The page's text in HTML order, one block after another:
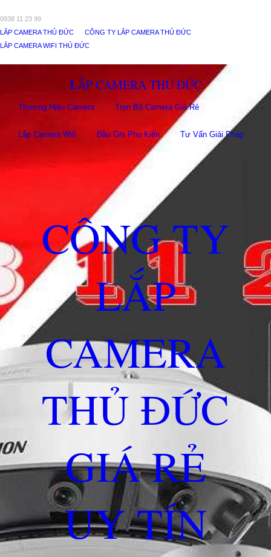
0938 11 23 99
LẮP CAMERA THỦ ĐỨC
CÔNG TY LẮP CAMERA THỦ ĐỨC
LẮP CAMERA WIFI THỦ ĐỨC
LẮP CAMERA THỦ ĐỨC
Thương Hiệu Camera Trọn Bộ Camera Giá Rẻ
Lắp Camera Wifi Đầu Ghi Phụ Kiên Tư Vấn Giải Pháp
CÔNG TY
LẮP
CAMERA
THỦ ĐỨC
GIÁ RẺ
UY TÍN